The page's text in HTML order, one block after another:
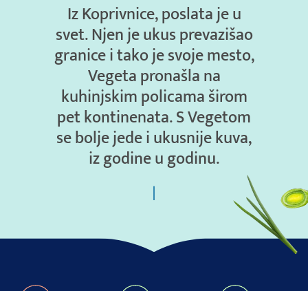
Iz Koprivnice, poslata je u
svet. Njen je ukus prevazišao
granice i tako je svoje mesto,
Vegeta pronašla na
kuhinjskim policama širom
pet kontinenata. S Vegetom
se bolje jede i ukusnije kuva,
iz godine u godinu.